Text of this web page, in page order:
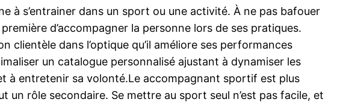
à s’entrainer dans un sport ou une activité. À ne pas bafouer
d’accompagner la personne lors de ses pratiques.
dans l’optique qu’il améliore ses performances
un catalogue personnalisé ajustant à dynamiser les
à entretenir sa volonté.Le accompagnant sportif est plus
un rôle secondaire. Se mettre au sport seul n’est pas facile, et